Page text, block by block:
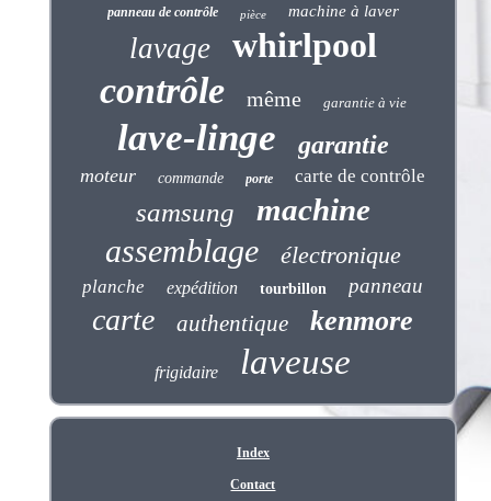
panneau de contrôle pièce machine à laver
lavage whirlpool
contrôle même garantie à vie
lave-linge garantie
moteur commande porte carte de contrôle
samsung machine
assemblage électronique
planche expédition tourbillon panneau
carte authentique kenmore
frigidaire laveuse
Index
Contact